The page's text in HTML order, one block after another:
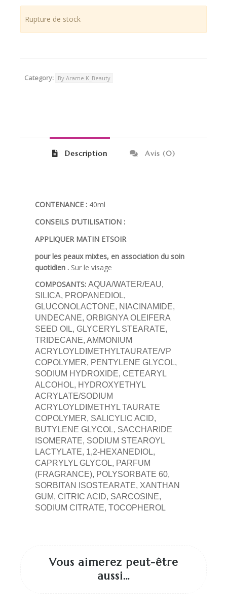
Rupture de stock
Category: By Arame.K_Beauty
Description Avis (0)
CONTENANCE : 40ml
CONSEILS D’UTILISATION :
APPLIQUER MATIN ETSOIR
pour les peaux mixtes, en association du soin
quotidien . Sur le visage
COMPOSANTS:AQUA/WATER/EAU,
SILICA, PROPANEDIOL,
GLUCONOLACTONE, NIACINAMIDE,
UNDECANE, ORBIGNYA OLEIFERA
SEED OIL, GLYCERYL STEARATE,
TRIDECANE, AMMONIUM
ACRYLOYLDIMETHYLTAURATE/VP
COPOLYMER, PENTYLENE GLYCOL,
SODIUM HYDROXIDE, CETEARYL
ALCOHOL, HYDROXYETHYL
ACRYLATE/SODIUM
ACRYLOYLDIMETHYL TAURATE
COPOLYMER, SALICYLIC ACID,
BUTYLENE GLYCOL, SACCHARIDE
ISOMERATE, SODIUM STEAROYL
LACTYLATE, 1,2-HEXANEDIOL,
CAPRYLYL GLYCOL, PARFUM
(FRAGRANCE), POLYSORBATE 60,
SORBITAN ISOSTEARATE, XANTHAN
GUM, CITRIC ACID, SARCOSINE,
SODIUM CITRATE, TOCOPHEROL
Vous aimerez peut-être
aussi…